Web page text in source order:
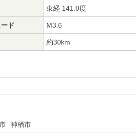
東経 141.0度
ド M3.6
約30km
神栖市